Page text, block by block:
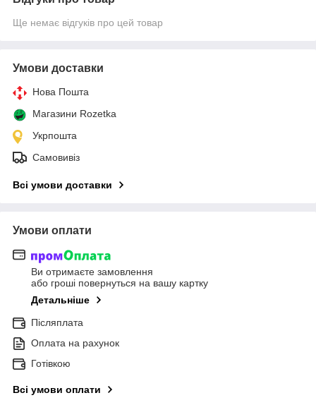
Ще немає відгуків про цей товар
Умови доставки
Нова Пошта
Магазини Rozetka
Укрпошта
Самовивіз
Всі умови доставки
Умови оплати
Ви отримаєте замовлення
або гроші повернуться на вашу картку
Детальніше
Післяплата
Оплата на рахунок
Готівкою
Всі умови оплати